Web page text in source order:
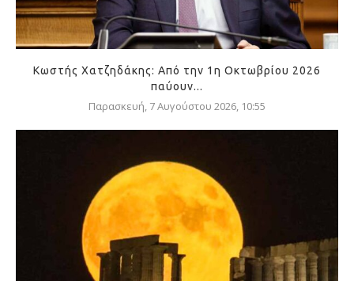
Κωστής Χατζηδάκης: Από την 1η Οκτωβρίου 2026
παύουν...
Παρασκευή, 7 Αυγούστου 2026, 10:55